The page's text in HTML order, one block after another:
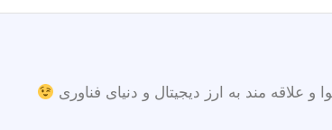
و علاقه مند به ارز دیجیتال و دنیای فناوری